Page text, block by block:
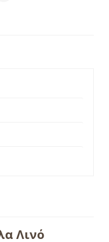
Λινό